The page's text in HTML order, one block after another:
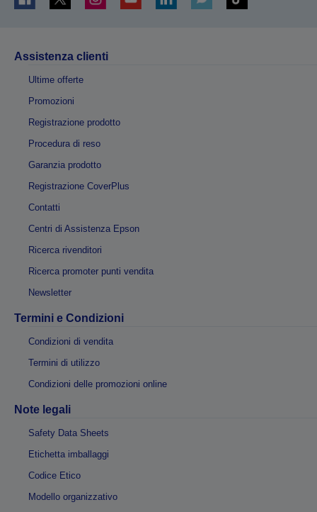
Assistenza clienti
Ultime offerte
Promozioni
Registrazione prodotto
Procedura di reso
Garanzia prodotto
Registrazione CoverPlus
Contatti
Centri di Assistenza Epson
Ricerca rivenditori
Ricerca promoter punti vendita
Newsletter
Termini e Condizioni
Condizioni di vendita
Termini di utilizzo
Condizioni delle promozioni online
Note legali
Safety Data Sheets
Etichetta imballaggi
Codice Etico
Modello organizzativo